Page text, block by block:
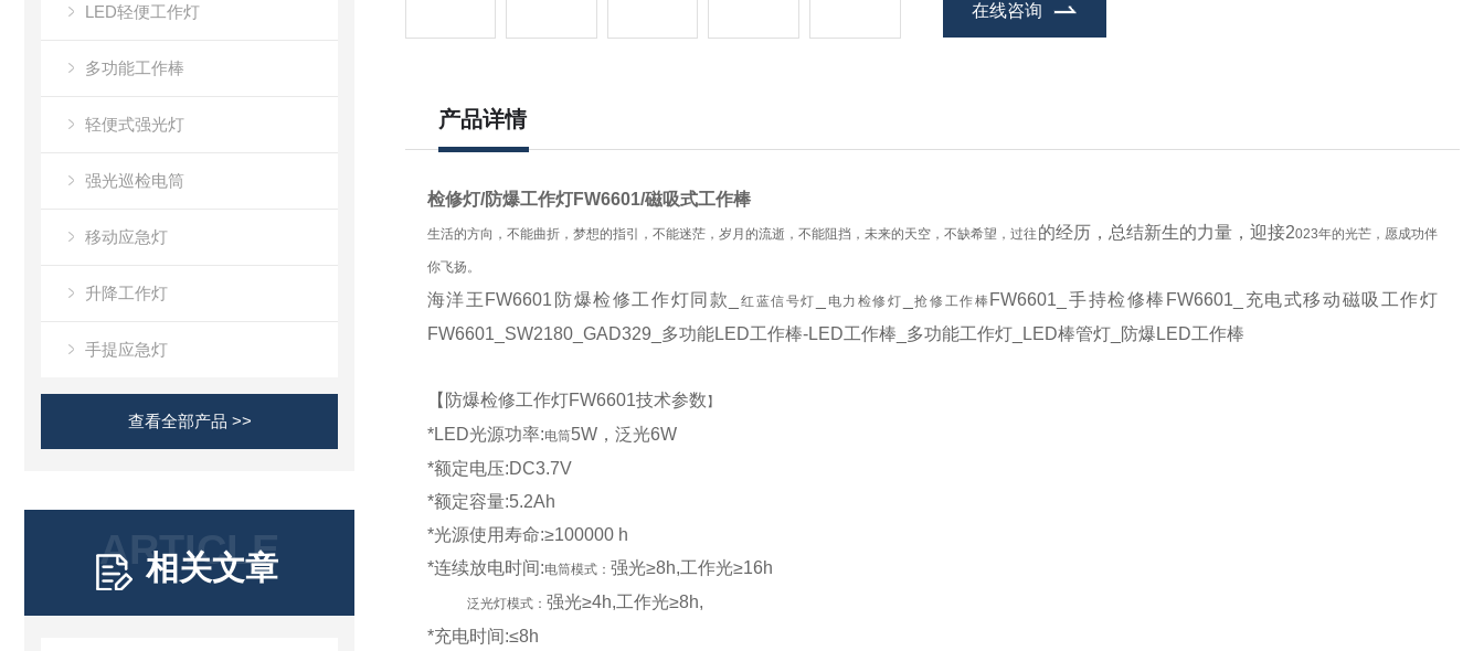
LED轻便工作灯
多功能工作棒
轻便式强光灯
强光巡检电筒
移动应急灯
升降工作灯
手提应急灯
查看全部产品 >>
ARTICLE
相关文章
在线咨询
产品详情
检修灯/防爆工作灯FW6601/磁吸式工作棒
生活的方向，不能曲折，梦想的指引，不能迷茫，岁月的流逝，不能阻挡，未来的天空，不缺希望，过往 的经历，总结新生的力量，迎接2023年的光芒，愿成功伴
你飞扬。
海洋王 FW6601 防爆检修工作灯同款 红蓝信号灯 电力检修灯 抢修工作棒 FW6601 手持检修棒 FW6601
充电式移动磁吸工作灯
FW6601 _SW2180_GAD329_ 多功能LED工作棒-LED工作棒 多功能工作灯_LED棒管灯_ 防爆 LED工作棒
【防爆检修工作灯FW6601技术参数 】
*LED光源功率:电筒5W，泛光6W
*额定电压:DC3.7V
*额定容量:5.2Ah
*光源使用寿命:≥100000 h
*连续放电时间:电筒模式： 强光≥8h,工作光≥16h
泛光灯模式： 强光≥4h,工作光≥8h,
*充电时间:≤8h